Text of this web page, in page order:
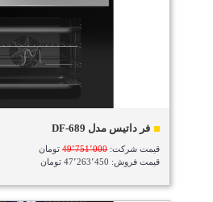
فر داتیس مدل DF-689
قیمت شرکت:49٬751٬000تومان
قیمت فروش: 47٬263٬450 تومان